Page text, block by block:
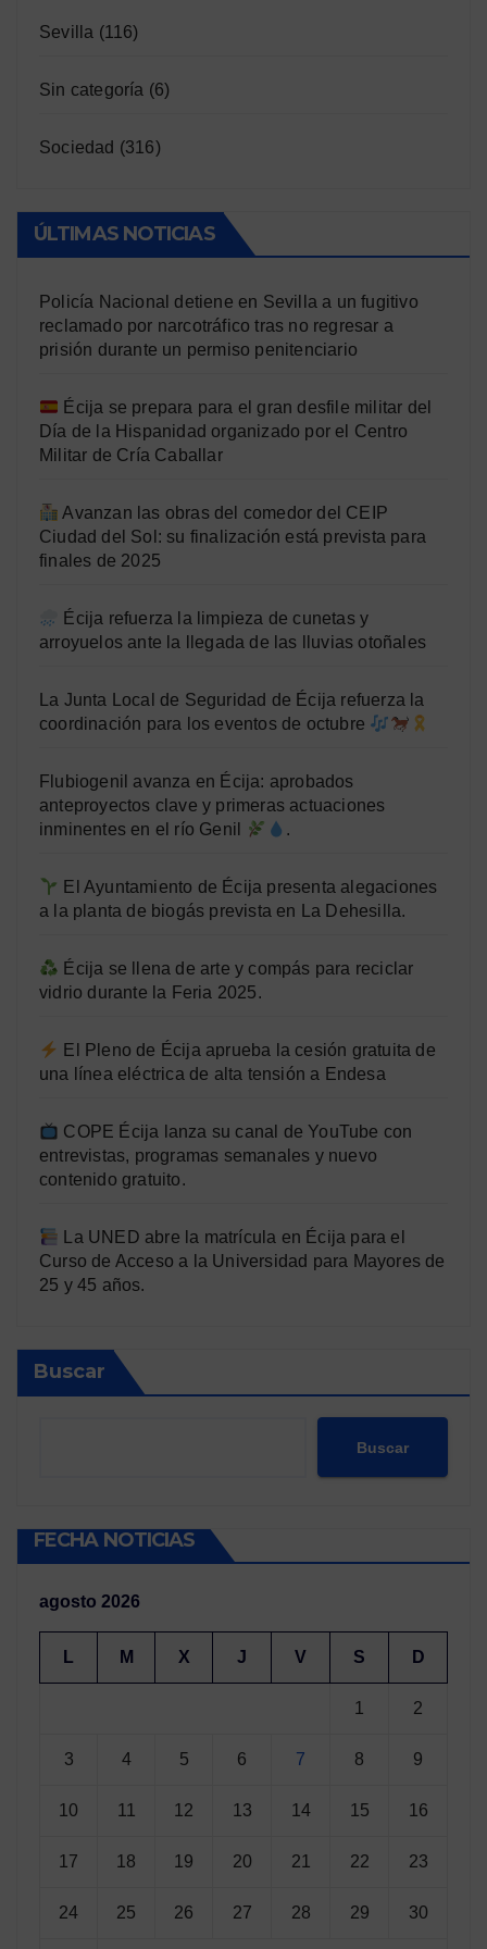
Sevilla (116)
Sin categoría (6)
Sociedad (316)
ÚLTIMAS NOTICIAS
Policía Nacional detiene en Sevilla a un fugitivo
reclamado por narcotráfico tras no regresar a
prisión durante un permiso penitenciario
Écija se prepara para el gran desfile militar del
Día de la Hispanidad organizado por el Centro
Militar de Cría Caballar
Avanzan las obras del comedor del CEIP
Ciudad del Sol: su finalización está prevista para
finales de 2025
Écija refuerza la limpieza de cunetas y
arroyuelos ante la llegada de las lluvias otoñales
La Junta Local de Seguridad de Écija refuerza la
coordinación para los eventos de octubre
Flubiogenil avanza en Écija: aprobados
anteproyectos clave y primeras actuaciones
inminentes en el río Genil
.
El Ayuntamiento de Écija presenta alegaciones
a la planta de biogás prevista en La Dehesilla.
Écija se llena de arte y compás para reciclar
vidrio durante la Feria 2025.
El Pleno de Écija aprueba la cesión gratuita de
una línea eléctrica de alta tensión a Endesa
COPE Écija lanza su canal de YouTube con
entrevistas, programas semanales y nuevo
contenido gratuito.
La UNED abre la matrícula en Écija para el
Curso de Acceso a la Universidad para Mayores de
25 y 45 años.
Buscar
Buscar
FECHA NOTICIAS
agosto 2026
L M X J V S D
1 2
3 4 5 6 7 8 9
10 11 12 13 14 15 16
17 18 19 20 21 22 23
24 25 26 27 28 29 30